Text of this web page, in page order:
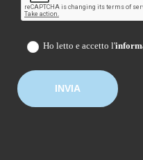
Ho letto e accetto l'